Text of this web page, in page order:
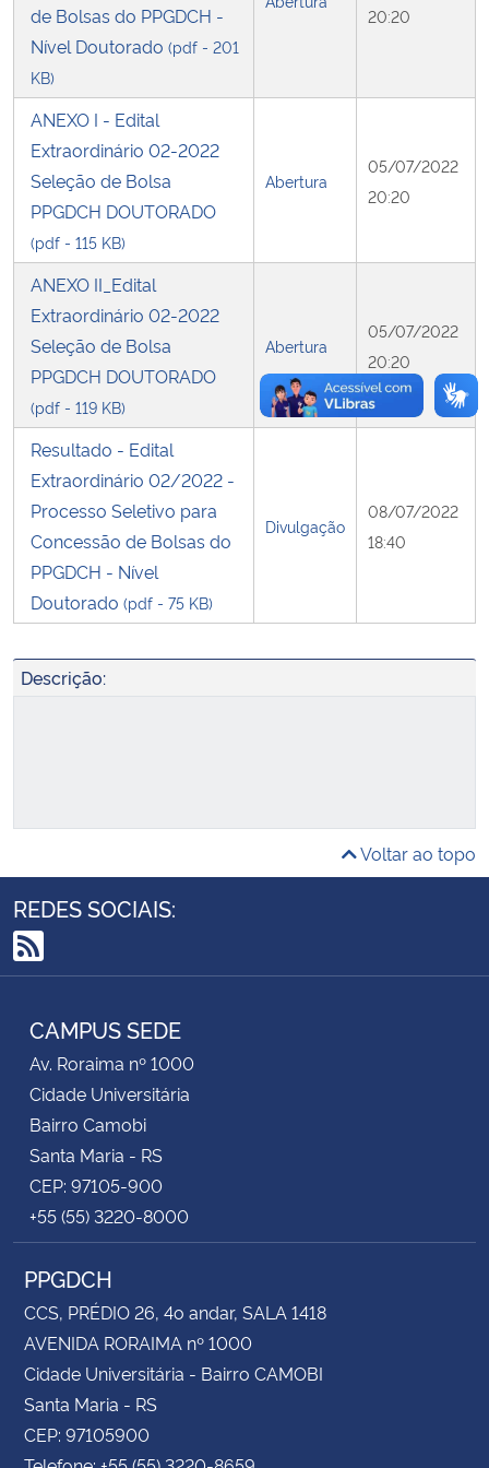
Secretaria-Geral
Advocacia-Geral da União
Banco Central do Brasil
Planalto
de Bolsas do PPGDCH -
Nível Doutorado (pdf - 201
KB)
20:20
ANEXO I - Edital
Extraordinário 02-2022
Seleção de Bolsa
PPGDCH DOUTORADO
(pdf - 115 KB)
Abertura
05/07/2022
20:20
ANEXO II_Edital
Extraordinário 02-2022
Seleção de Bolsa
PPGDCH DOUTORADO
(pdf - 119 KB)
Abertura
05/07/2022
20:20
Resultado - Edital
Extraordinário 02/2022 -
Processo Seletivo para
Concessão de Bolsas do
PPGDCH - Nível
Doutorado (pdf - 75 KB)
Divulgação
08/07/2022
18:40
Descrição:
Voltar ao topo
REDES SOCIAIS:
RSS
CAMPUS SEDE
Av. Roraima nº 1000
Cidade Universitária
Bairro Camobi
Santa Maria - RS
CEP: 97105-900
+55 (55) 3220-8000
PPGDCH
CCS, PRÉDIO 26, 4o andar, SALA 1418
AVENIDA RORAIMA nº 1000
Cidade Universitária - Bairro CAMOBI
Santa Maria - RS
CEP: 97105900